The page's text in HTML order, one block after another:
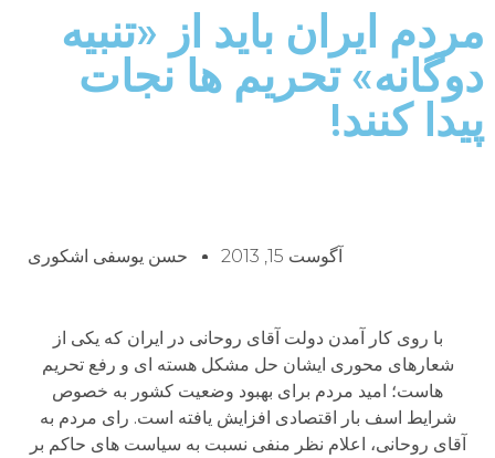
مردم ایران باید از «تنبیه
دوگانه» تحریم ها نجات
پیدا کنند!
آگوست 15, 2013 حسن یوسفی اشکوری
با روی کار آمدن دولت آقای روحانی در ایران که یکی از
شعارهای محوری ایشان حل مشکل هسته ای و رفع تحریم
هاست؛ امید مردم برای بهبود وضعیت کشور به خصوص
شرایط اسف بار اقتصادی افزایش یافته است. رای مردم به
آقای روحانی، اعلام نظر منفی نسبت به سیاست های حاکم بر